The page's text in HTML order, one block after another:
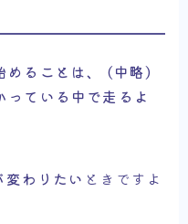
めることは、 (中略)
ている中で走るよ
わりたい ときですよ